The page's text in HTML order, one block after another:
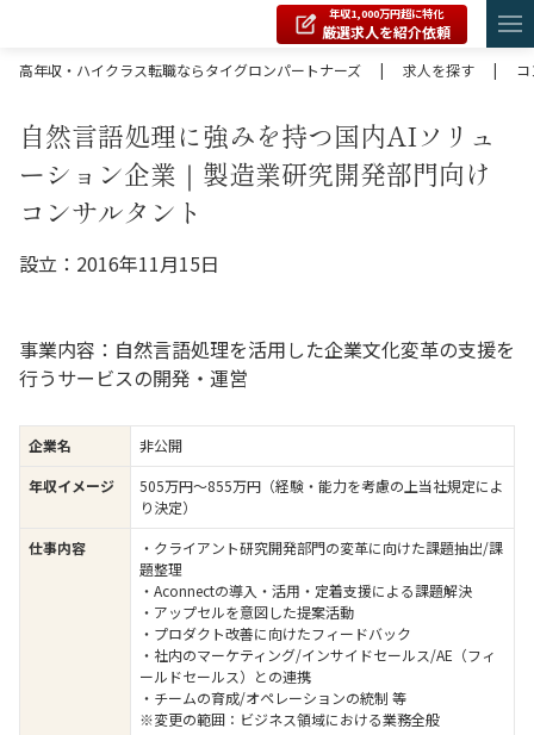
年収1,000万円超に特化
厳選求人を紹介依頼
高年収・ハイクラス転職ならタイグロンパートナーズ
| 求人を探す |
自然言語処理に強みを持つ国内AIソリュ
ーション企業｜製造業研究開発部門向け
コンサルタント
設立：2016年11月15日
事業内容：自然言語処理を活用した企業文化変革の支援を
行うサービスの開発・運営
企業名
非公開
年収イメージ
505万円〜855万円（経験・能力を考慮の上当社規定によ
り決定）
仕事内容
・クライアント研究開発部門の変革に向けた課題抽出/課
題整理
・Aconnectの導入・活用・定着支援による課題解決
・アップセルを意図した提案活動
・プロダクト改善に向けたフィードバック
・社内のマーケティング/インサイドセールス/AE（フィ
ールドセールス）との連携
・チームの育成/オペレーションの統制 等
※変更の範囲：ビジネス領域における業務全般